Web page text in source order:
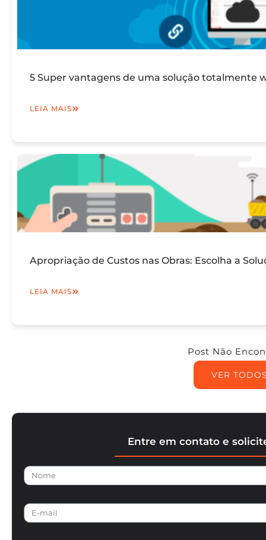
Entre em contato e
5 Super vantagens de uma solução totalmente
LEIA MAIS
Apropriação de Custos nas Obras: Escolha a
LEIA MAIS
Post Não
VER